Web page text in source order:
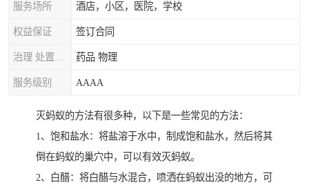
服务场所 酒店，小区，医院，学校
权益保证 签订合同
药品 物理
服务级别 AAAA
灭蚂蚁的方法有很多种，以下是一些常见的方法：
1、饱和盐水：将盐溶于水中，制成饱和盐水，然后将其
倒在蚂蚁的巢穴中，可以有效灭蚂蚁。
2、白醋：将白醋与水混合，喷洒在蚂蚁出没的地方，可